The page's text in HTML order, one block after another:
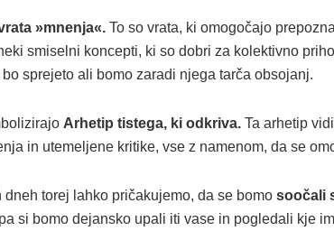
»mnenja«. To so vrata, ki omogočajo
smiselni koncepti, ki so dobri za kolektivno
sprejeto ali bomo zaradi njega tarča obsojanj.
Arhetip tistega, ki odkriva. Ta arhetip
in utemeljene kritike, vse z namenom, da se
torej lahko pričakujemo, da se bomo soočali
si bomo dejansko upali iti vase in pogledali kje